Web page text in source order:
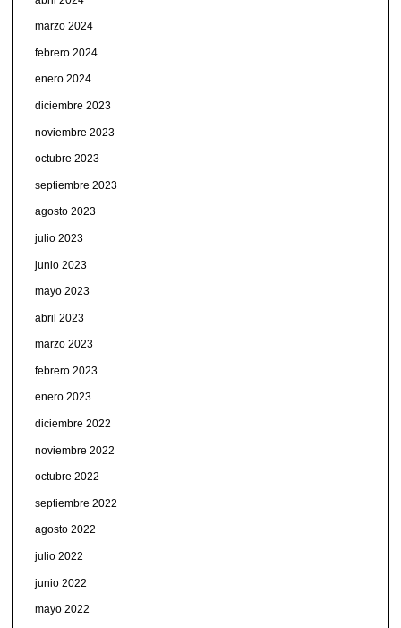
marzo 2024
febrero 2024
enero 2024
diciembre 2023
noviembre 2023
octubre 2023
septiembre 2023
agosto 2023
julio 2023
junio 2023
mayo 2023
abril 2023
marzo 2023
febrero 2023
enero 2023
diciembre 2022
noviembre 2022
octubre 2022
septiembre 2022
agosto 2022
julio 2022
junio 2022
mayo 2022